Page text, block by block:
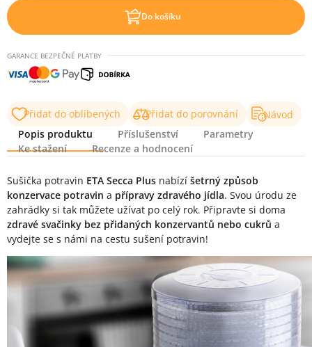
Do košíku
GARANCE BEZPEČNÉ PLATBY
Přidat do oblíbených Přidat do porovnání
Návod
Popis produktu
Příslušenství
Parametry
Ke stažení
Recenze a hodnocení
Popis produktu
Sušička potravin ETA Secca Plus nabízí šetrný způsob
konzervace potravin a přípravy zdravého jídla. Svou úrodu ze
zahrádky si tak můžete užívat po celý rok. Připravte si doma
zdravé svačinky bez přidaných konzervantů nebo cukrů a
vydejte se s námi na cestu sušení potravin!